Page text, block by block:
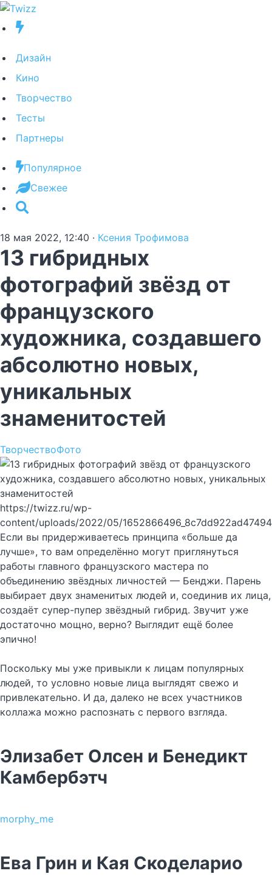
Дизайн
Кино
Творчество
Тесты
Партнеры
Популярное
Свежее
18 мая 2022, 12:40 · Ксения Трофимова
13 гибридных
фотографий звёзд от
французского
художника, создавшего
абсолютно новых,
уникальных
знаменитостей
ТворчествоФото
https://twizz.ru/wp-
content/uploads/2022/05/
Если вы придерживаетесь принципа «больше да
лучше», то вам определённо могут приглянуться
работы главного французского мастера по
объединению звёздных личностей — Бенджи. Парень
выбирает двух знаменитых людей и, соединив их лица,
создаёт супер-пупер звёздный гибрид. Звучит уже
достаточно мощно, верно? Выглядит ещё более
эпично!
Поскольку мы уже привыкли к лицам популярных
людей, то условно новые лица выглядят свежо и
привлекательно. И да, далеко не всех участников
коллажа можно распознать с первого взгляда.
Элизабет Олсен и Бенедикт
Камбербэтч
morphy_me
Ева Грин и Кая Скоделарио